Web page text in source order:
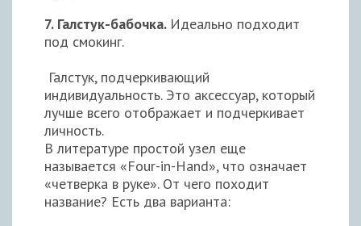
7. Галстук-бабочка. Идеально подходит
под смокинг.
Галстук, подчеркивающий
индивидуальность. Это аксессуар, который
лучше всего отображает и подчеркивает
личность.
В литературе простой узел еще
называется «Four-in-Hand», что означает
«четверка в руке». От чего походит
название? Есть два варианта: